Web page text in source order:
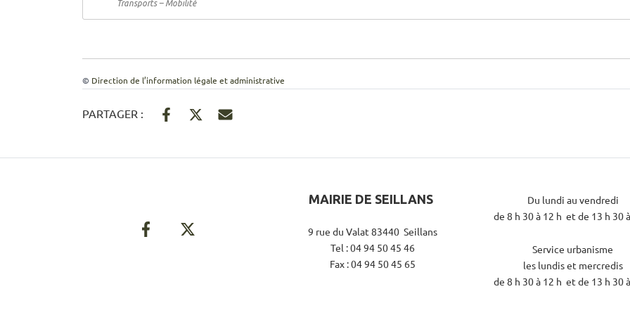
Transports – Mobilité
© Direction de l’information légale et administrative
PARTAGER :
MAIRIE DE SEILLANS
9 rue du Valat 83440 Seillans
Tel : 04 94 50 45 46
Fax : 04 94 50 45 65
Du lundi au vendredi
de 8 h 30 à 12 h et de 13 h 30
Service urbanisme
les lundis et mercredis
de 8 h 30 à 12 h et de 13 h 30